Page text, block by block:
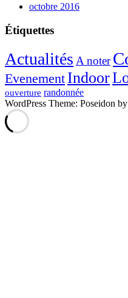
octobre 2016
Étiquettes
Actualités A noter
Evenement Indoor
ouverture randonnée
WordPress Theme: Poseidon